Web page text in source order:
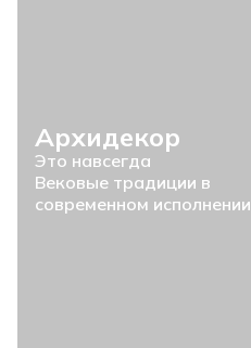
Архидекор
Это навсегда
Вековые традиции в
современном исполнении